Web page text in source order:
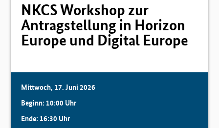
NKCS Workshop zur
Antragstellung in Horizon
Europe und Digital Europe
Mittwoch, 17. Juni 2026
Beginn: 10:00 Uhr
Ende: 16:30 Uhr